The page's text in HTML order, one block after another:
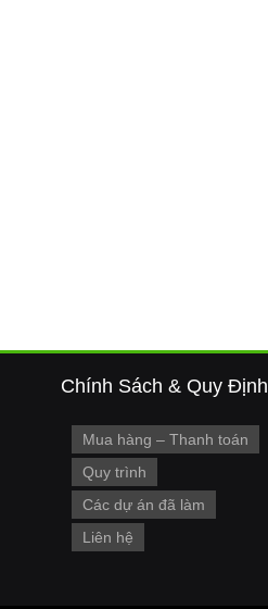
Chính Sách & Quy Định
Mua hàng – Thanh toán
Quy trình
Các dự án đã làm
Liên hệ